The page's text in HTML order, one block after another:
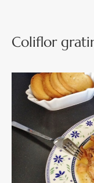
Coliflor